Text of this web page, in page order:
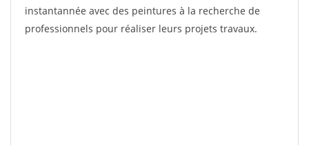
instantannée avec des peintures à la recherche de
professionnels pour réaliser leurs projets travaux.